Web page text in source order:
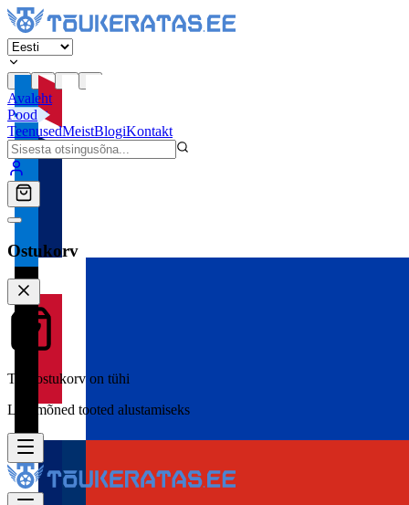
Avaleht
Pood
TeenusedMeistBlogiKontakt
Ostukorv
Teie ostukorv on tühi
Lisa mõned tooted alustamiseks